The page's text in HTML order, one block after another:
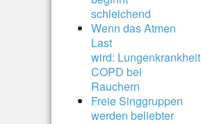
schleichend
Wenn das Atmen
Last
wird: Lungenkrankheit
COPD bei
Rauchern
Freie Singgruppen
werden beliebter